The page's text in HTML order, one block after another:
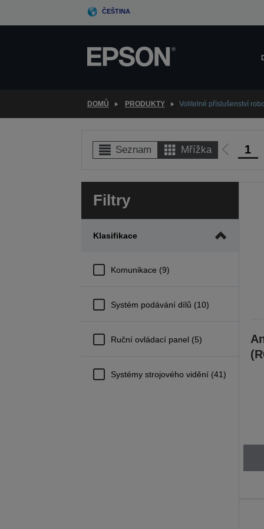
ČEŠTINA
DOMŮ PRODUKTY Volitelné příslušenství
Seznam Mřížka
Jít
1
Filtry
Klasifikace
Komunikace (9)
Systém podávání dílů (10)
Ruční ovládací panel (5)
Systémy strojového vidění (41)